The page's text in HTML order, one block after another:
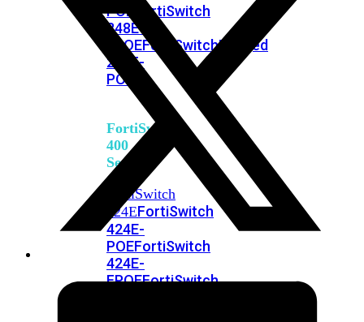
POE
FortiSwitch
248E-
FPOEFortiSwitchRugged
216F-
POE
FortiSwitch
400
Series
FortiSwitch
424EFortiSwitch
424E-
POEFortiSwitch
424E-
FPOEFortiSwitch